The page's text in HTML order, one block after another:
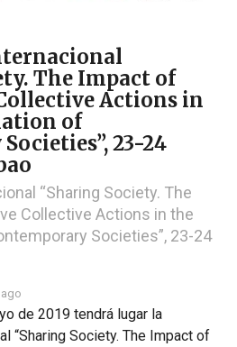
The Impact of
Actions in
of
23-24
“Sharing Society. The
Collective Actions in the
Societies”, 23-24
de 2019 tendrá lugar la
“Sharing Society. The Impact of